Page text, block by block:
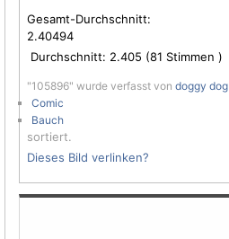
Gesamt-Durchschnitt:
2.40494
Durchschnitt: 2.405 (81 Stimmen )
"105896" wurde verfasst von doggy dog
Comic
Bauch
sortiert.
Dieses Bild verlinken?